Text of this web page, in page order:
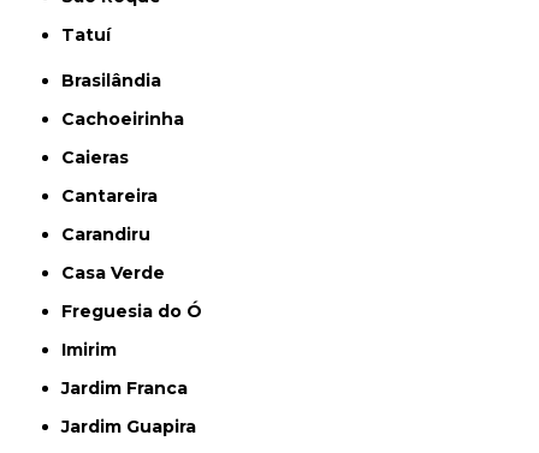
Tatuí
Brasilândia
Cachoeirinha
Caieras
Cantareira
Carandiru
Casa Verde
Freguesia do Ó
Imirim
Jardim Franca
Jardim Guapira